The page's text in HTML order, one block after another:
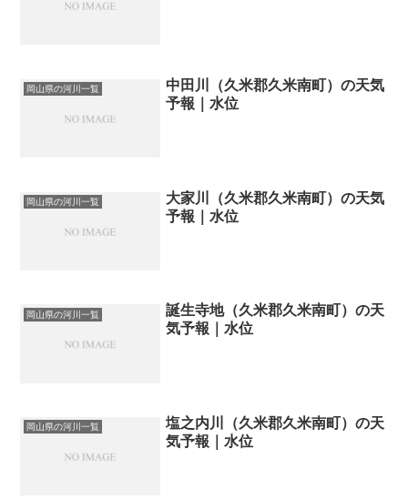
岡山県の河川一覧
中田川（久米郡久米南町）の天気
予報｜水位
岡山県の河川一覧
大家川（久米郡久米南町）の天気
予報｜水位
岡山県の河川一覧
誕生寺地（久米郡久米南町）の天
気予報｜水位
岡山県の河川一覧
塩之内川（久米郡久米南町）の天
気予報｜水位